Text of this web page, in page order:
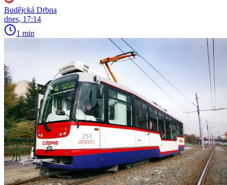
Budějcká Drbna
dnes, 17:14
1 min